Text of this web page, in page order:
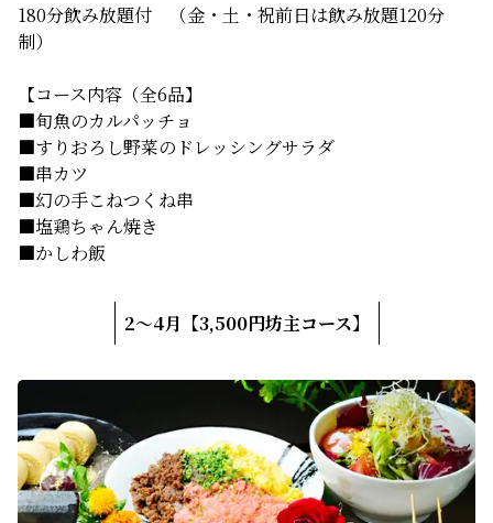
180分飲み放題付　（金・土・祝前日は飲み放題120分
制）
【コース内容（全6品】
■旬魚のカルパッチョ
■すりおろし野菜のドレッシングサラダ
■串カツ
■幻の手こねつくね串
■塩鶏ちゃん焼き
■かしわ飯
2～4月【3,500円坊主コース】